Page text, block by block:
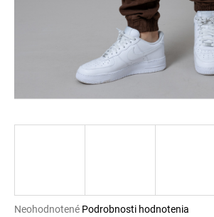
Priemerné
Neohodnotené Podrobnosti hodnotenia